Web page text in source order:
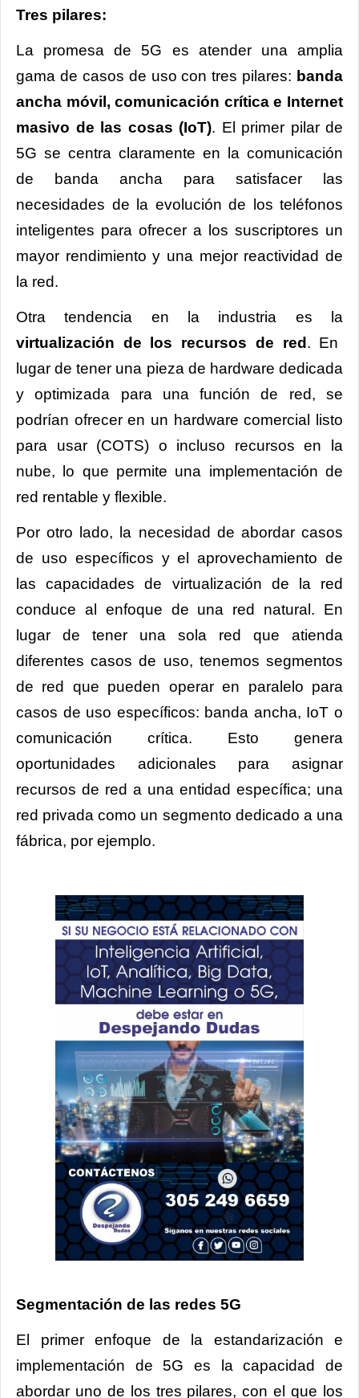
Tres pilares:
La promesa de 5G es atender una amplia
gama de casos de uso con tres pilares: banda
ancha móvil, comunicación crítica e Internet
masivo de las cosas (IoT). El primer pilar de
5G se centra claramente en la comunicación
de banda ancha para satisfacer las
necesidades de la evolución de los teléfonos
inteligentes para ofrecer a los suscriptores un
mayor rendimiento y una mejor reactividad de
la red.
Otra tendencia en la industria es la
virtualización de los recursos de red . En
lugar de tener una pieza de hardware dedicada
y optimizada para una función de red, se
podrían ofrecer en un hardware comercial listo
para usar (COTS) o incluso recursos en la
nube, lo que permite una implementación de
red rentable y flexible.
Por otro lado, la necesidad de abordar casos
de uso específicos y el aprovechamiento de
las capacidades de virtualización de la red
conduce al enfoque de una red natural. En
lugar de tener una sola red que atienda
diferentes casos de uso, tenemos segmentos
de red que pueden operar en paralelo para
casos de uso específicos: banda ancha, IoT o
comunicación crítica. Esto genera
oportunidades adicionales para asignar
recursos de red a una entidad específica; una
red privada como un segmento dedicado a una
fábrica, por ejemplo.
Segmentación de las redes 5G
El primer enfoque de la estandarización e
implementación de 5G es la capacidad de
abordar uno de los tres pilares, con el que los